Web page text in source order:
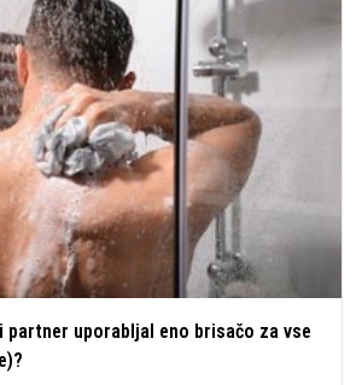
partner uporabljal eno brisačo za vse